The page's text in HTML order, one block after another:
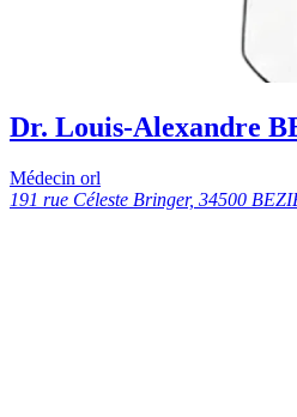
Dr. Louis-Alexandre
Médecin orl
191 rue Céleste Bringer, 34500